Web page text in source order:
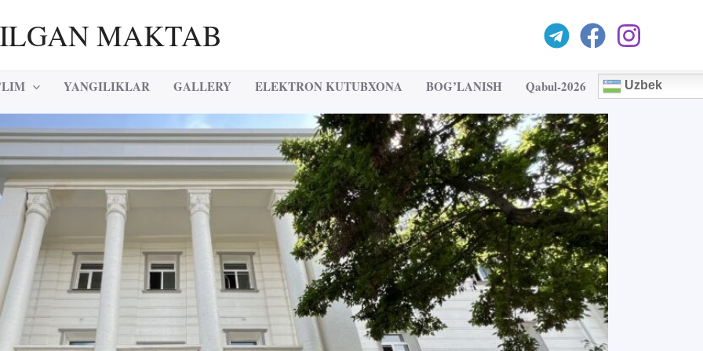
MAKTAB
YANGILIKLAR GALLERY ELEKTRON KUTUBXONA BOG’LANISH Qabul-2026 Uzbek